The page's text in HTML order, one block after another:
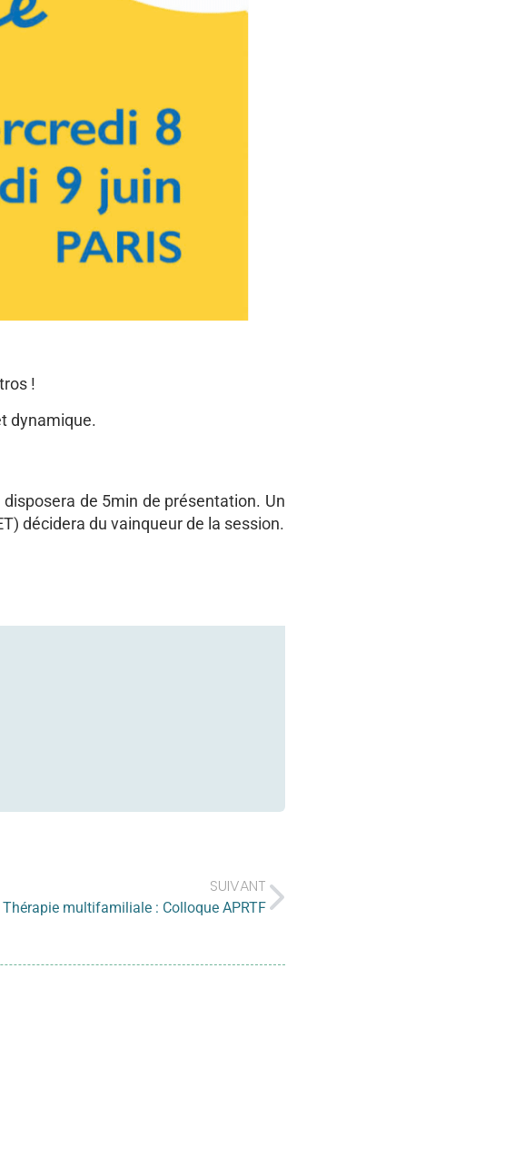
!
dynamique.
de 5min de présentation. Un
décidera du vainqueur de la session.
SUIVANT
Thérapie multifamiliale : Colloque APRTF